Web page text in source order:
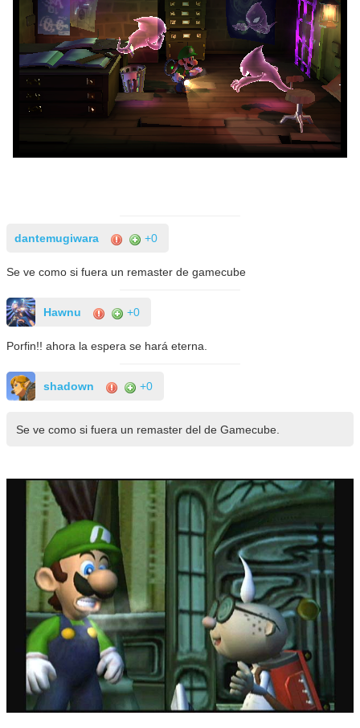
dantemugiwara +0
Se ve como si fuera un remaster de gamecube
Hawnu +0
Porfin!! ahora la espera se hará eterna.
shadown +0
Se ve como si fuera un remaster del de Gamecube.